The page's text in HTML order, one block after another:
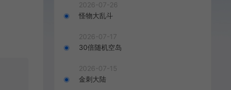
2026-07-26
怪物大乱斗
2026-07-17
30倍随机空岛
2026-07-15
金刺大陆